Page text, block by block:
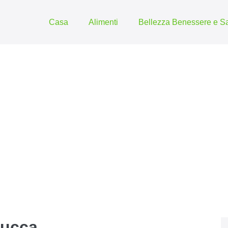
Casa Alimenti Bellezza Benessere e